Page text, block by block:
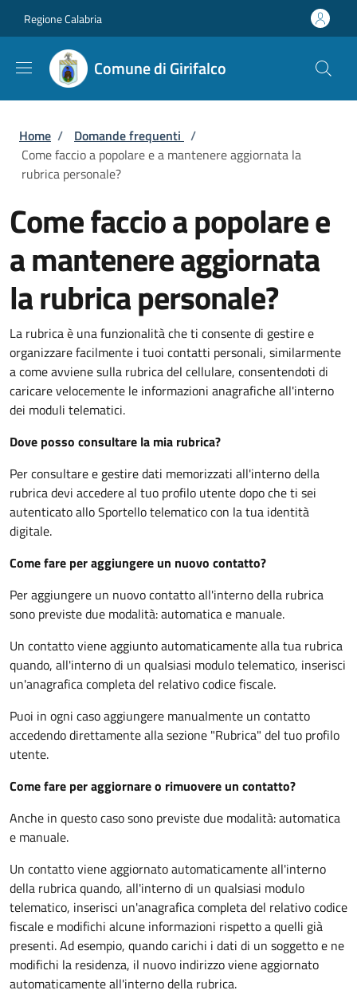
Regione Calabria
Comune di Girifalco
Briciole di pane
Home / Domande frequenti /
Come faccio a popolare e a mantenere aggiornata la
rubrica personale?
Come faccio a popolare e
a mantenere aggiornata
la rubrica personale?
La rubrica è una funzionalità che ti consente di gestire e
organizzare facilmente i tuoi contatti personali, similarmente
a come avviene sulla rubrica del cellulare, consentendoti di
caricare velocemente le informazioni anagrafiche all'interno
dei moduli telematici.
Dove posso consultare la mia rubrica?
Per consultare e gestire dati memorizzati all'interno della
rubrica devi accedere al tuo profilo utente dopo che ti sei
autenticato allo Sportello telematico con la tua identità
digitale.
Come fare per aggiungere un nuovo contatto?
Per aggiungere un nuovo contatto all'interno della rubrica
sono previste due modalità: automatica e manuale.
Un contatto viene aggiunto automaticamente alla tua rubrica
quando, all'interno di un qualsiasi modulo telematico, inserisci
un'anagrafica completa del relativo codice fiscale.
Puoi in ogni caso aggiungere manualmente un contatto
accedendo direttamente alla sezione "Rubrica" del tuo profilo
utente.
Come fare per aggiornare o rimuovere un contatto?
Anche in questo caso sono previste due modalità: automatica
e manuale.
Un contatto viene aggiornato automaticamente all'interno
della rubrica quando, all'interno di un qualsiasi modulo
telematico, inserisci un'anagrafica completa del relativo codice
fiscale e modifichi alcune informazioni rispetto a quelli già
presenti. Ad esempio, quando carichi i dati di un soggetto e ne
modifichi la residenza, il nuovo indirizzo viene aggiornato
automaticamente all'interno della rubrica.